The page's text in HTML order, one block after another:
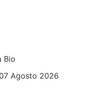
Bio
Agosto 2026